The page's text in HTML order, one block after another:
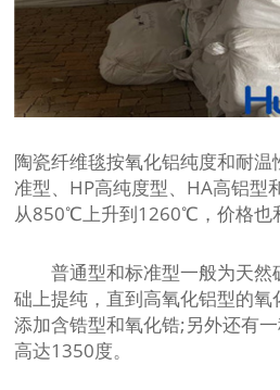
陶瓷纤维毯按氧化铝纯度和耐温
准型、HP高纯度型、HA高铝型
从850℃上升到1260℃，价格也
普通型和标准型一般为天然
础上提纯，直到高氧化铝型的
添加含锆型和氧化锆;另外还有
高达1350度。